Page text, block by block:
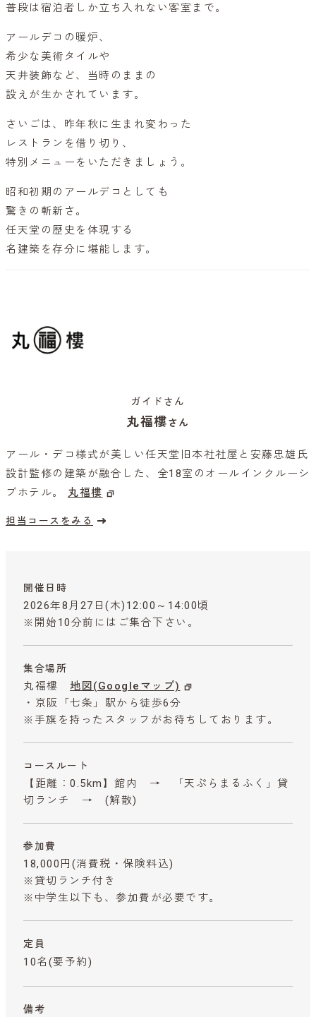
普段は宿泊者しか立ち入れない客室まで。
アールデコの暖炉、
希少な美術タイルや
天井装飾など、当時のままの
設えが生かされています。
さいごは、昨年秋に生まれ変わった
レストランを借り切り、
特別メニューをいただきましょう。
昭和初期のアールデコとしても
驚きの斬新さ。
任天堂の歴史を体現する
名建築を存分に堪能します。
ガイドさん
丸福樓さん
アール・デコ様式が美しい任天堂旧本社社屋と安藤忠雄氏
設計監修の建築が融合した、全18室のオールインクルーシ
ブホテル。 丸福樓
担当コースをみる
開催日時
2026年8月27日(木)12:00～14:00頃
※開始10分前にはご集合下さい。
集合場所
丸福樓 地図(Googleマップ)
・京阪「七条」駅から徒歩6分
※手旗を持ったスタッフがお待ちしております。
コースルート
【距離：0.5km】館内 → 「天ぷらまるふく」貸
切ランチ → (解散)
参加費
18,000円 (消費税・保険料込)
※貸切ランチ付き
※中学生以下も、参加費が必要です。
定員
10名(要予約)
備考